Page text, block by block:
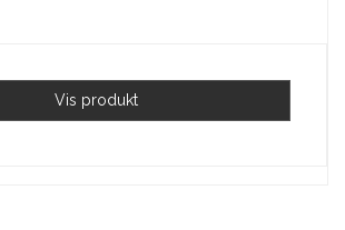
Vis produkt